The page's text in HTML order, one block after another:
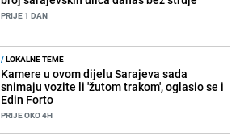
PRIJE 1 DAN
/LOKALNE TEME
Kamere u ovom dijelu Sarajeva sada
snimaju vozite li 'žutom trakom', oglasio se i
Edin Forto
PRIJE OKO 4H